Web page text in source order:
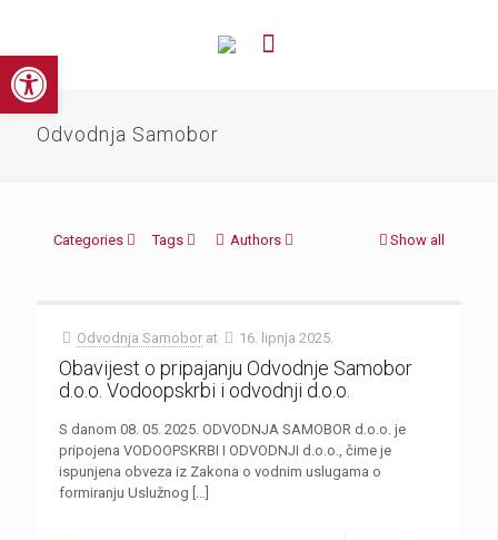
Open toolbar
Odvodnja Samobor
Categories Tags Authors Show all
Odvodnja Samobor at 16. lipnja 2025.
Obavijest o pripajanju Odvodnje Samobor
d.o.o. Vodoopskrbi i odvodnji d.o.o.
S danom 08. 05. 2025. ODVODNJA SAMOBOR d.o.o. je
pripojena VODOOPSKRBI I ODVODNJI d.o.o., čime je
ispunjena obveza iz Zakona o vodnim uslugama o
formiranju Uslužnog […]